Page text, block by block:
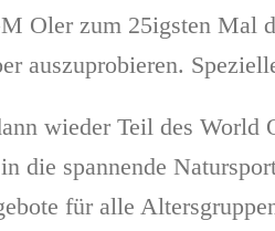
Oler zum 25igsten Mal
auszuprobieren.
wieder Teil des
die spannende
für alle